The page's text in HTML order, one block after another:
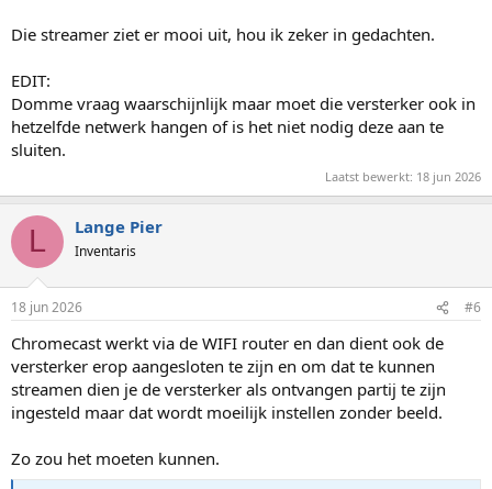
Die streamer ziet er mooi uit, hou ik zeker in gedachten.
EDIT:
Domme vraag waarschijnlijk maar moet die versterker ook in
hetzelfde netwerk hangen of is het niet nodig deze aan te
sluiten.
Laatst bewerkt: 18 jun 2026
L Lange Pier
Inventaris
18 jun 2026 #6
Chromecast werkt via de WIFI router en dan dient ook de
versterker erop aangesloten te zijn en om dat te kunnen
streamen dien je de versterker als ontvangen partij te zijn
ingesteld maar dat wordt moeilijk instellen zonder beeld.
Zo zou het moeten kunnen.